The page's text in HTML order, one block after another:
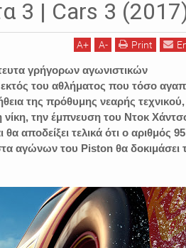
3 | Cars 3
A+ A- Print
γρήγορων αγωνιστικών
του αθλήματος που τόσο
της πρόθυμης νεαρής τεχνικού,
νίκη, την έμπνευση του Ντοκ
αποδείξει τελικά ότι ο αριθμός 95
αγώνων του Piston θα δοκιμάσει